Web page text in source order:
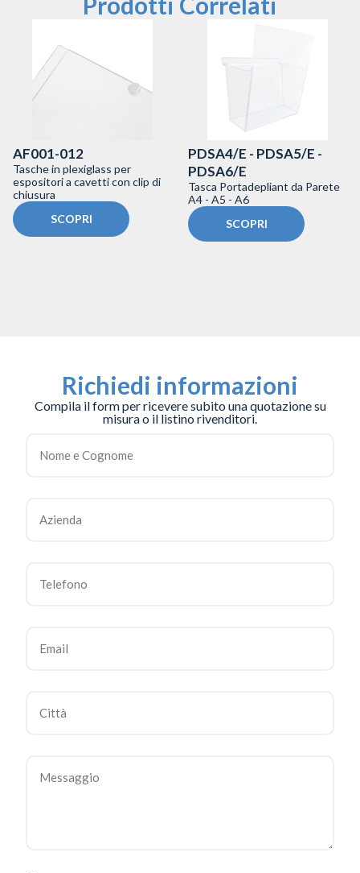
AF001-012
Tasche in plexiglass per
espositori a cavetti con clip di
chiusura
SCOPRI
PDSA4/E - PDSA5/E -
PDSA6/E
Tasca Portadepliant da Parete
A4 - A5 - A6
SCOPRI
Richiedi informazioni
Compila il form per ricevere subito una quotazione su
misura o il listino rivenditori.